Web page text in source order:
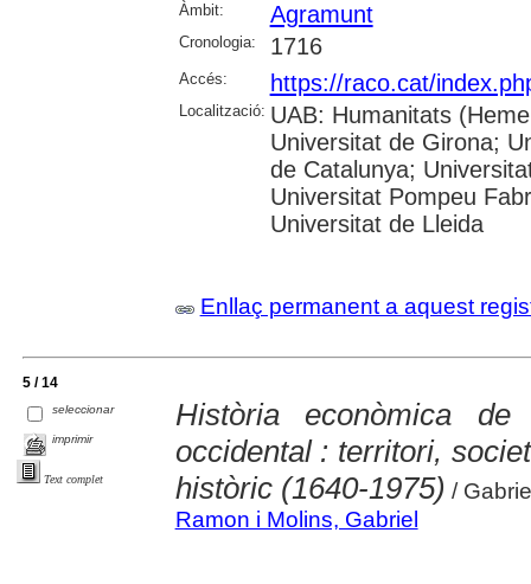
Àmbit:
Agramunt
Cronologia: 1716
Accés: https://raco.cat/
Localització: UAB: Humanitats
Universitat de Girona;
de Catalunya;
Universitat Pompeu
Universitat de Lleida
Enllaç permanent a aquest
5 / 14
seleccionar
imprimir
Text complet
Història econòmica
occidental : territori,
històric (1640-1975) /
Ramon i Molins, Gabriel